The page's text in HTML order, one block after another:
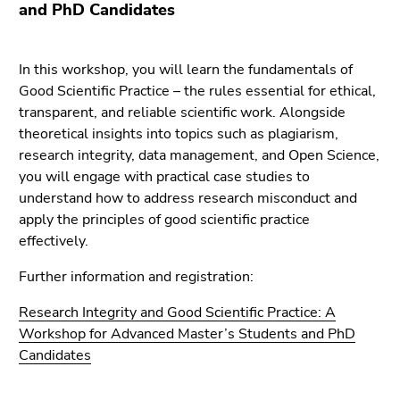
Zum
Inhalt
(Zugriffstaste
1)
Zur
Positionsanzeige
(Zugriffstaste
2)
Hauptnavigation
3)
Zu
den
and PhD Candidates
In this workshop, you will learn the fundamentals of
Good Scientific Practice – the rules essential for ethical,
transparent, and reliable scientific work. Alongside
theoretical insights into topics such as plagiarism,
research integrity, data management, and Open Science,
you will engage with practical case studies to
understand how to address research misconduct and
apply the principles of good scientific practice
effectively.
Further information and registration:
Research Integrity and Good Scientific Practice: A
Workshop for Advanced Master’s Students and PhD
Candidates